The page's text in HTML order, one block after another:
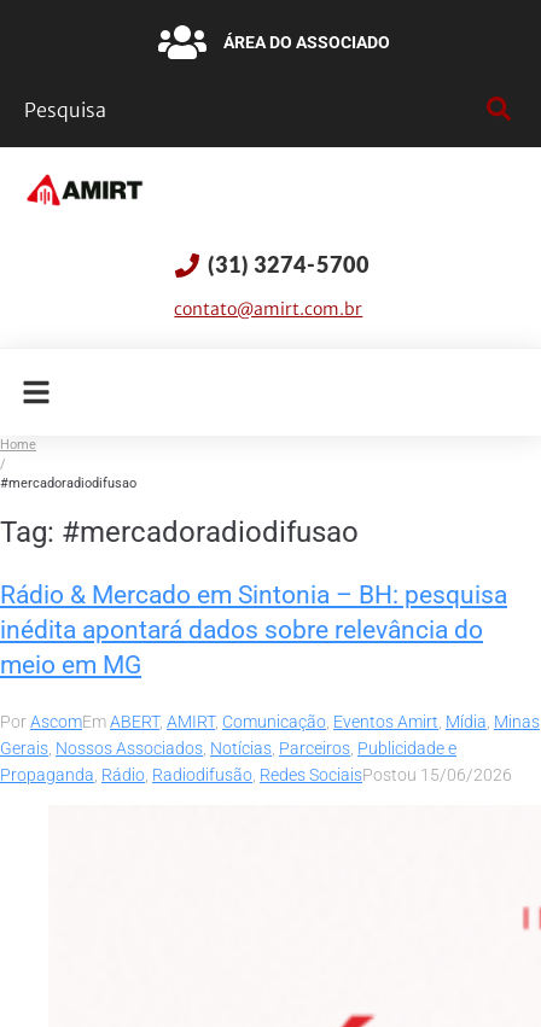
ÁREA DO ASSOCIADO
(31) 3274-5700
contato@amirt.com.br
Home
/
#mercadoradiodifusao
Tag: #mercadoradiodifusao
Rádio & Mercado em Sintonia – BH: pesquisa
inédita apontará dados sobre relevância do
meio em MG
PorAscomEmABERT, AMIRT, Comunicação, Eventos Amirt, Mídia, Minas
Gerais, Nossos Associados, Notícias, Parceiros, Publicidade e
Propaganda, Rádio, Radiodifusão, Redes SociaisPostou 15/06/2026